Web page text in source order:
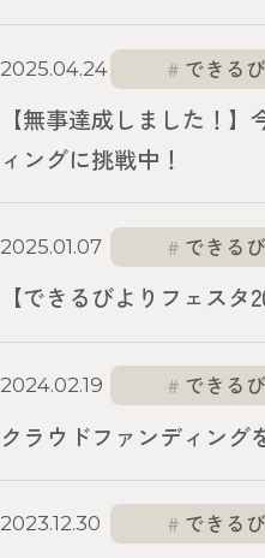
2025.04.24 できる
【無事達成しました！
ィングに挑戦中！
2025.01.07 できる
【できるびよりフェスタ
2024.02.19 できる
クラウドファンディング
2023.12.30 できる